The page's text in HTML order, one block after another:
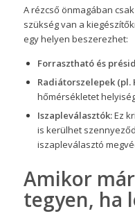
A rézcső önmagában
szükség van a
egy helyen beszerezhet:
Forrasztható és
Radiátorszelepek (pl.
hőmérsékletet
Iszapleválasztók:Ez
is kerülhet
iszapleválasztó
Amikor
tegyen, ha